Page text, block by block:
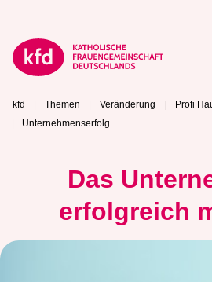
kfd Themen Veränderung
Profi
Unternehmenserfolg
Das
erfolgreich